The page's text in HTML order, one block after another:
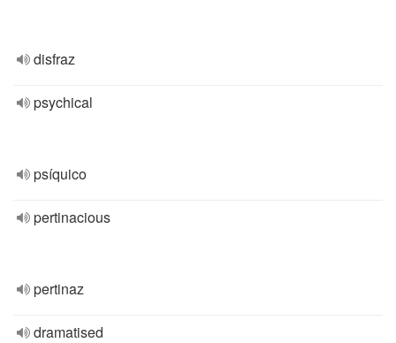
disfraz
psychical
psíquico
pertinacious
pertinaz
dramatised